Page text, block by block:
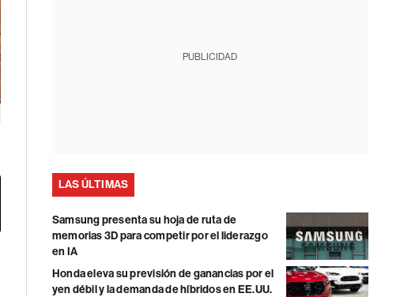
PUBLICIDAD
LAS ÚLTIMAS
Samsung presenta su hoja de ruta de
memorias 3D para competir por el liderazgo
en IA
Honda eleva su previsión de ganancias por el
yen débil y la demanda de híbridos en EE.UU.